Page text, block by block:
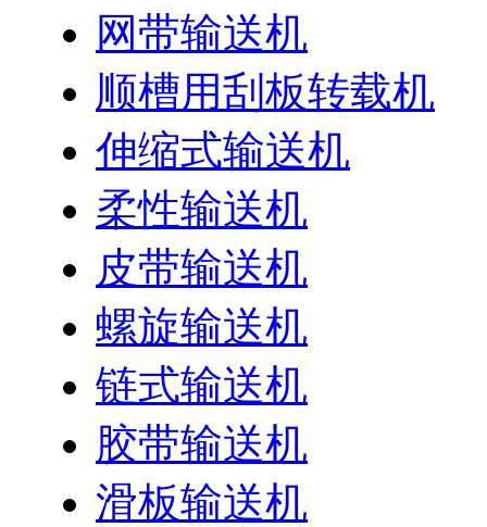
网带输送机
顺槽用刮板转载机
伸缩式输送机
柔性输送机
皮带输送机
螺旋输送机
链式输送机
胶带输送机
滑板输送机